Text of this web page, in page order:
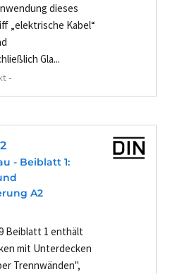
dieses
„elektrische Kabel“
Gla...
-
- Beiblatt 1:
A2
Beiblatt 1 enthält
mit Unterdecken
Trennwänden",